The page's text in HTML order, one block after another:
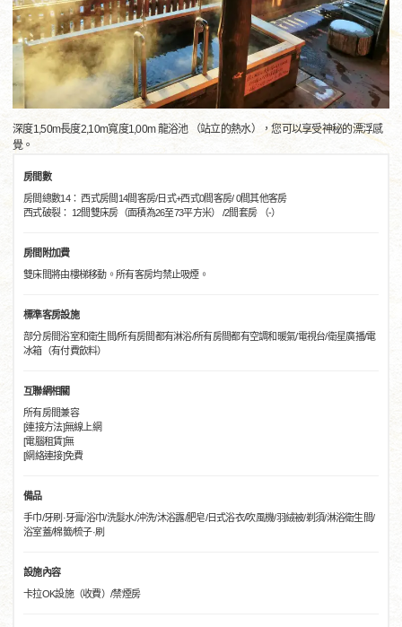
深度1,50m長度2,10m寬度1,00m 龍浴池 （站立的熱水），您可以享受神秘的漂浮感
覺。
房間數
房間總數14： 西式房間14間客房/日式+西式0間客房/ 0間其他客房
西式破裂： 12間雙床房（面積為26至73平方米） /2間套房 （-）
房間附加費
雙床間將由樓梯移動。所有客房均禁止吸煙。
標準客房設施
部分房間浴室和衛生間/所有房間都有淋浴/所有房間都有空調和暖氣/電視台/衛星廣播/電
冰箱（有付費飲料）
互聯網相關
所有房間兼容
[連接方法]無線上網
[電腦租賃]無
[網絡連接]免費
備品
手巾/牙刷·牙膏/浴巾/洗髮水/沖洗/沐浴露/肥皂/日式浴衣/吹風機/羽絨被/剃須/淋浴衛生間/
浴室蓋/棉籤/梳子·刷
設施內容
卡拉OK設施（收費）/禁煙房